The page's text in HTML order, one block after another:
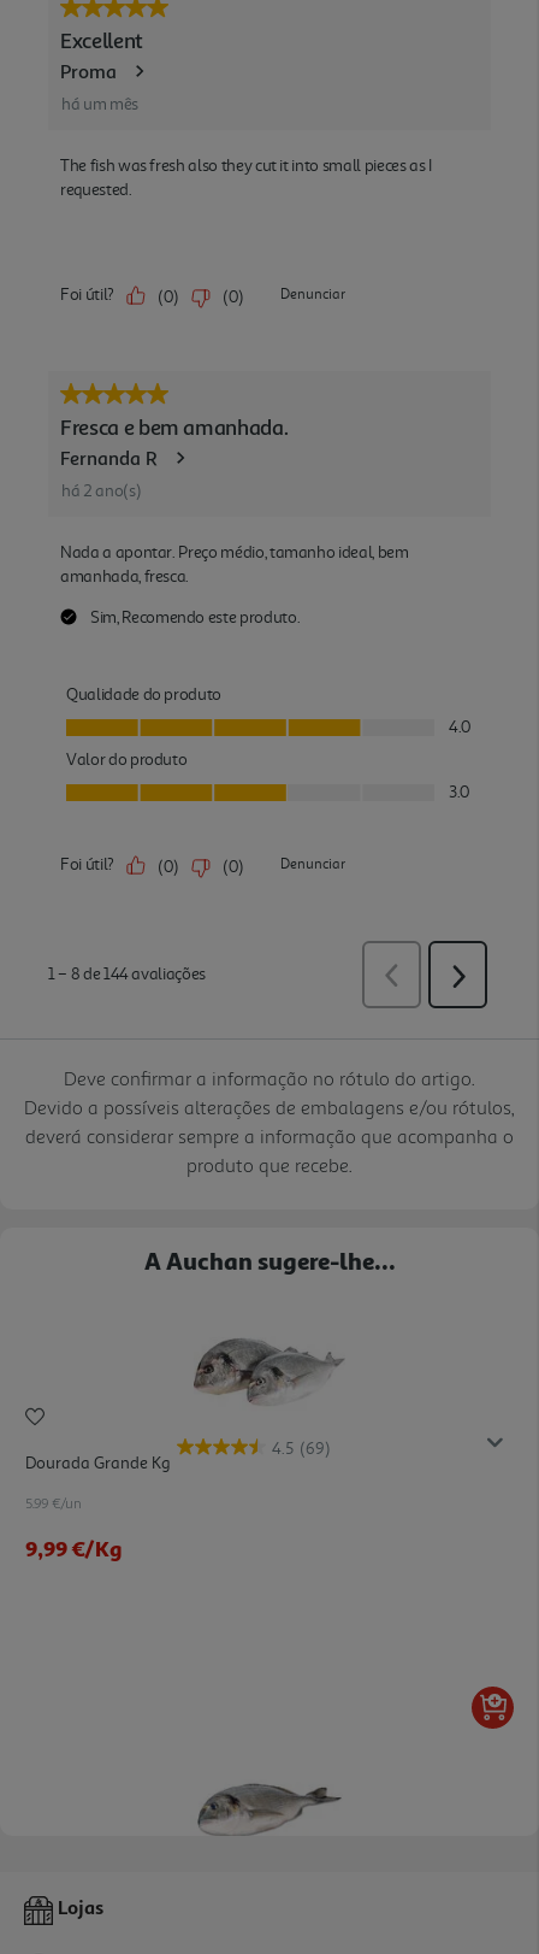
Deve confirmar a informação no rótulo do artigo.
Devido a possíveis alterações de embalagens e/ou rótulos,
deverá considerar sempre a informação que acompanha o
produto que recebe.
A Auchan sugere-lhe...
4.5 (69)
Dourada Grande Kg
5.99 €/un
9,99 €/Kg
Dourada Ria De Alvor / Arade Auchan Cultivamos O Bom Kg
Lojas